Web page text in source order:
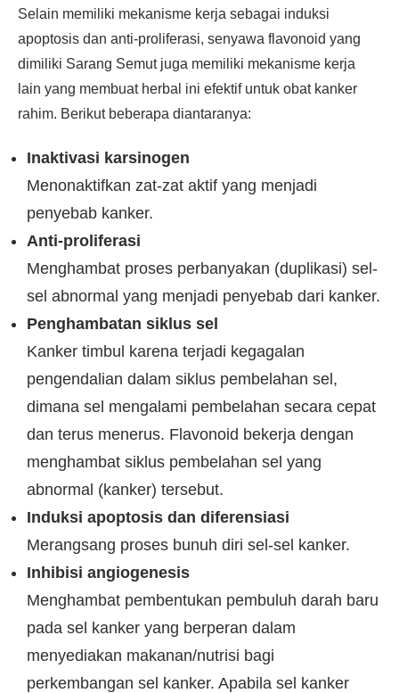
Selain memiliki mekanisme kerja sebagai induksi
apoptosis dan anti-proliferasi, senyawa flavonoid yang
dimiliki Sarang Semut juga memiliki mekanisme kerja
lain yang membuat herbal ini efektif untuk obat kanker
rahim. Berikut beberapa diantaranya:
Inaktivasi karsinogen
Menonaktifkan zat-zat aktif yang menjadi
penyebab kanker.
Anti-proliferasi
Menghambat proses perbanyakan (duplikasi) sel-
sel abnormal yang menjadi penyebab dari kanker.
Penghambatan siklus sel
Kanker timbul karena terjadi kegagalan
pengendalian dalam siklus pembelahan sel,
dimana sel mengalami pembelahan secara cepat
dan terus menerus. Flavonoid bekerja dengan
menghambat siklus pembelahan sel yang
abnormal (kanker) tersebut.
Induksi apoptosis dan diferensiasi
Merangsang proses bunuh diri sel-sel kanker.
Inhibisi angiogenesis
Menghambat pembentukan pembuluh darah baru
pada sel kanker yang berperan dalam
menyediakan makanan/nutrisi bagi
perkembangan sel kanker. Apabila sel kanker